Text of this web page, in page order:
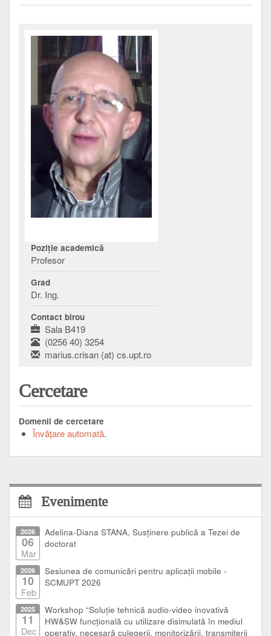
Poziţie academică
Profesor
Grad
Dr. Ing.
Contact birou
Sala B419
(0256 40) 3254
marius.crisan (at) cs.upt.ro
Cercetare
Domenii de cercetare
Învăţare automată
Evenimente
2026
06
Mar
Adelina-Diana STANA, Susținere publică a Tezei de
doctorat
2026
10
Feb
Sesiunea de comunicări pentru aplicații mobile -
SCMUPT 2026
2025
11
Dec
Workshop “Soluție tehnică audio-video inovativă
HW&SW funcțională cu utilizare disimulată în mediul
operativ, necesară culegerii, monitorizării, transmiterii